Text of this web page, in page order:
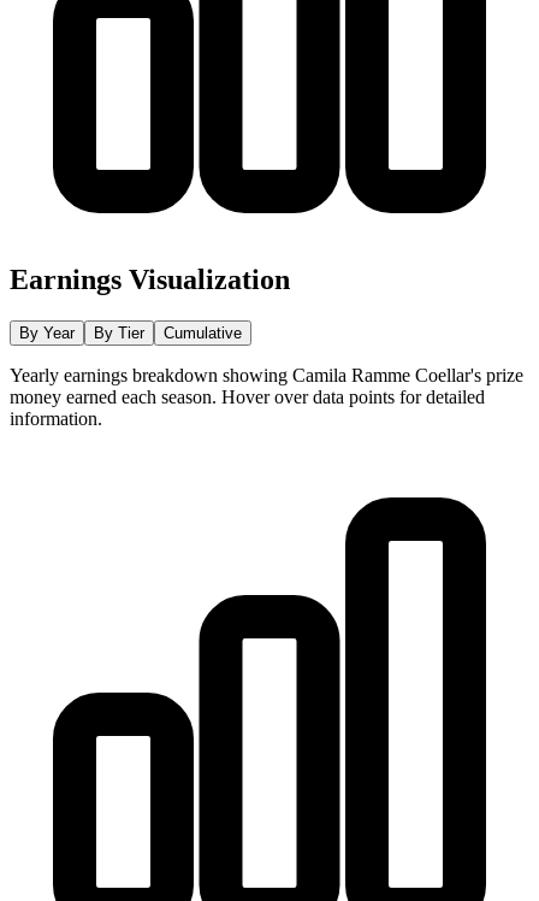
Earnings Visualization
By Year By Tier Cumulative
Yearly earnings breakdown showing Camila Ramme Coellar's prize
money earned each season. Hover over data points for detailed
information.